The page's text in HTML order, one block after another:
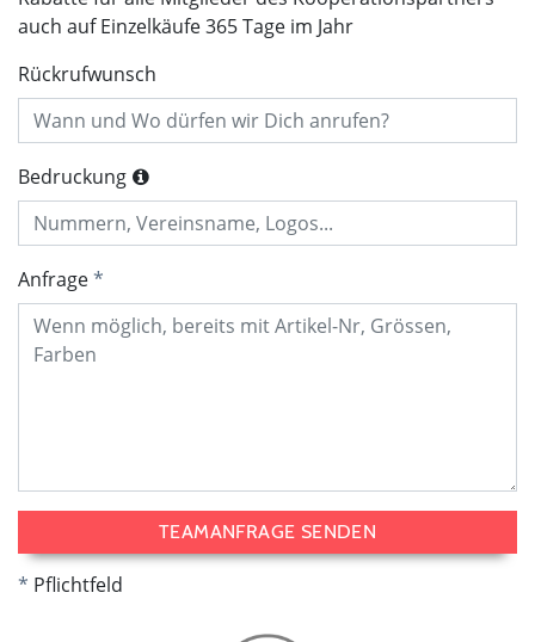
auch auf Einzelkäufe 365 Tage im Jahr
Rückrufwunsch
Bedruckung
Anfrage
TEAMANFRAGE SENDEN
Pflichtfeld